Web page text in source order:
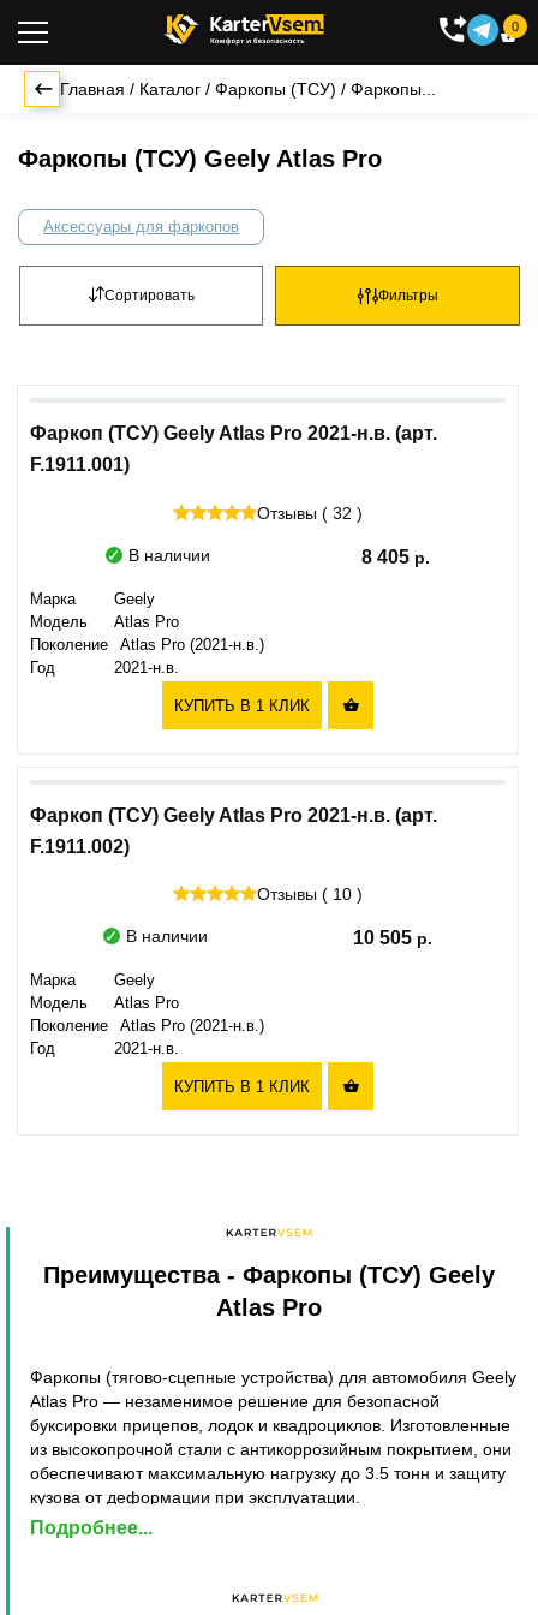

0
Главная / Каталог / Фаркопы (ТСУ) / Фаркопы...
Фаркопы (ТСУ) Geely Atlas Pro
Аксессуары для фаркопов
Фильтры
Сортировать
Фаркоп (ТСУ) Geely Atlas Pro 2021-н.в. (арт.
F.1911.001)
Отзывы ( 32 )
В наличии 8 405
Марка
Geely
Модель
Atlas Pro
Поколение
Atlas Pro (2021-н.в.)
Год
2021-н.в.
КУПИТЬ В 1 КЛИК 
Фаркоп (ТСУ) Geely Atlas Pro 2021-н.в. (арт.
F.1911.002)
Отзывы ( 10 )
В наличии 10 505
Марка
Geely
Модель
Atlas Pro
Поколение
Atlas Pro (2021-н.в.)
Год
2021-н.в.
КУПИТЬ В 1 КЛИК 
Преимущества- Фаркопы (ТСУ) Geely
Atlas Pro
Фаркопы (тягово-сцепные устройства) для автомобиля Geely
Atlas Pro — незаменимое решение для безопасной
буксировки прицепов, лодок и квадроциклов. Изготовленные
из высокопрочной стали с антикоррозийным покрытием, они
обеспечивают максимальную нагрузку до 3.5 тонн и защиту
кузова от деформации при эксплуатации.
Ключевое преимущество фаркопов Geely Atlas Pro —
Подробнее...